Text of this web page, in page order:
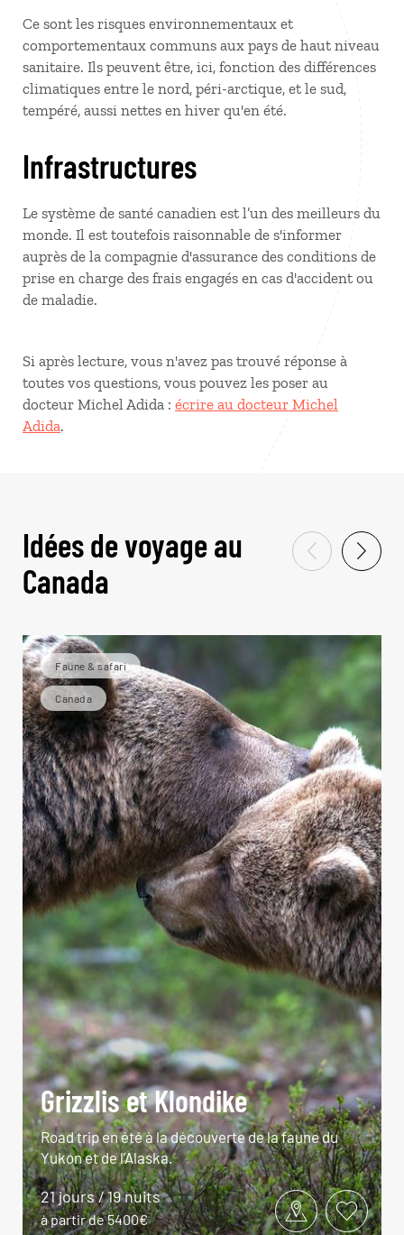
Ce sont les risques environnementaux et
comportementaux communs aux pays de haut niveau
sanitaire. Ils peuvent être, ici, fonction des différences
climatiques entre le nord, péri-arctique, et le sud,
tempéré, aussi nettes en hiver qu'en été.
Infrastructures
Le système de santé canadien est l’un des meilleurs du
monde. Il est toutefois raisonnable de s'informer
auprès de la compagnie d'assurance des conditions de
prise en charge des frais engagés en cas d'accident ou
de maladie.
Si après lecture, vous n'avez pas trouvé réponse à
toutes vos questions, vous pouvez les poser au
docteur Michel Adida : écrire au docteur Michel
Adida.
Idées de voyage au
Canada
Faune & safari
Canada
Grizzlis et Klondike
Road trip en été à la découverte de la faune du
Yukon et de l’Alaska.
21 jours / 19 nuits
à partir de 5400€